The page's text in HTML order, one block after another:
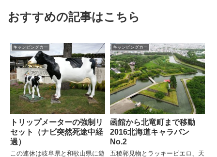
おすすめの記事はこちら
キャンピングカー
トリップメーターの強制リ
セット（ナビ突然死途中経
過）
この連休は岐阜県と和歌山県に遊
キャンピングカー
函館から北竜町まで移動
2016北海道キャラバン
No.2
五稜郭見物とラッキーピエロ、天